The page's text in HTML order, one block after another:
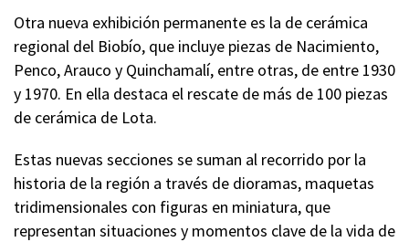
Otra nueva exhibición permanente es la de cerámica
regional del Biobío, que incluye piezas de Nacimiento,
Penco, Arauco y Quinchamalí, entre otras, de entre 1930
y 1970. En ella destaca el rescate de más de 100 piezas
de cerámica de Lota.
Estas nuevas secciones se suman al recorrido por la
historia de la región a través de dioramas, maquetas
tridimensionales con figuras en miniatura, que
representan situaciones y momentos clave de la vida de